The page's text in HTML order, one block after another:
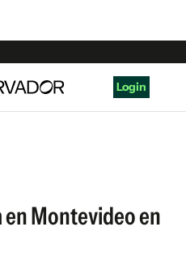
Login
en Montevideo en